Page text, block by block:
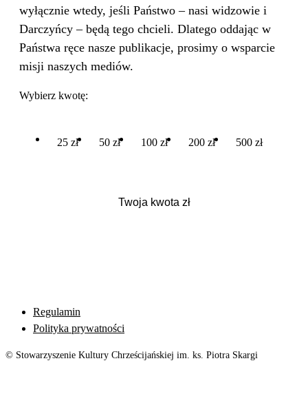
wyłącznie wtedy, jeśli Państwo – nasi widzowie i
Darczyńcy – będą tego chcieli. Dlatego oddając w
Państwa ręce nasze publikacje, prosimy o wsparcie
misji naszych mediów.
Wybierz kwotę:
25 zł 50 zł 100 zł 200 zł 500 zł
Regulamin
Polityka prywatności
© Stowarzyszenie Kultury Chrześcijańskiej im. ks. Piotra Skargi